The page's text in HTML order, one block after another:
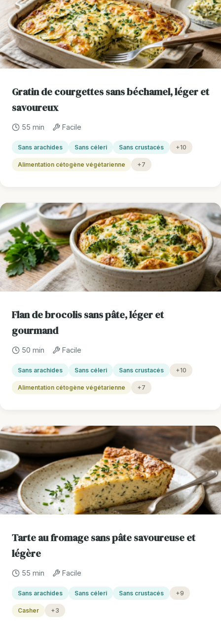
Gratin de courgettes sans béchamel, léger et
savoureux
55 min Facile
Sans arachides Sans céleri Sans crustacés +10
Alimentation cétogène végétarienne +7
Flan de brocolis sans pâte, léger et
gourmand
50 min Facile
Sans arachides Sans céleri Sans crustacés +10
Alimentation cétogène végétarienne +7
Tarte au fromage sans pâte savoureuse et
légère
55 min Facile
Sans arachides Sans céleri Sans crustacés +9
Casher +3